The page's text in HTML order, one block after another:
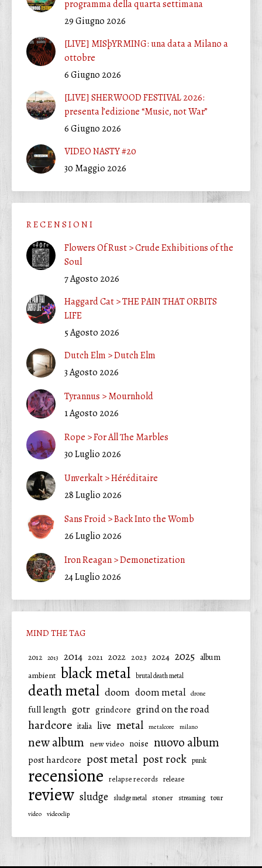
programma della quarta settimana
29 Giugno 2026
[LIVE] MISþYRMING: una data a Milano a
ottobre
6 Giugno 2026
[LIVE] SHERWOOD FESTIVAL 2026:
presenta l’edizione “Music, not War”
6 Giugno 2026
VIDEO NASTY #20
30 Maggio 2026
R E C E N S I O N I
Flowers Of Rust > Crude Exhibitions of the
Soul
7 Agosto 2026
Haggard Cat > THE PAIN THAT ORBITS
LIFE
5 Agosto 2026
Dutch Elm > Dutch Elm
3 Agosto 2026
Tyrannus > Mournhold
1 Agosto 2026
Rope > For All The Marbles
30 Luglio 2026
Unverkalt > Héréditaire
28 Luglio 2026
Sans Froid > Back Into the Womb
26 Luglio 2026
Iron Reagan > Demonetization
24 Luglio 2026
MIND THE TAG
2012 2013 2014 2021 2022 2023 2024 2025 album
ambient black metal brutal death metal
death metal doom doom metal drone
full length gotr grindcore grind on the road
hardcore italia live metal metalcore milano
new album new video noise nuovo album
post hardcore post metal post rock punk
recensione relapse records release
review sludge sludge metal stoner streaming tour
video videoclip